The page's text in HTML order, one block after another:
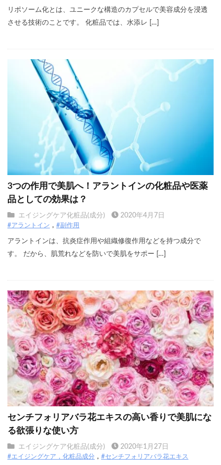
リポソーム化とは、ユニークな構造のカプセルで美容成分を浸透
させる技術のことです。 化粧品では、水添レ […]
3つの作用で美肌へ！アラントインの化粧品や医薬
品としての効果は？
エイジングケア化粧品(成分) 2020年4月7日
#アラントイン #副作用
アラントインは、抗炎症作用や組織修復作用などを持つ成分で
す。 だから、肌荒れなどを防いで美肌をサポー […]
センチフォリアバラ花エキスの高い香りで美肌にな
る欲張りな使い方
エイジングケア化粧品(成分) 2020年1月27日
#エイジングケア，化粧品成分 #センチフォリアバラ花エキス